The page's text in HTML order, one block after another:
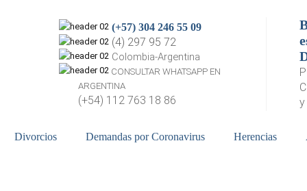
(+57) 304 246 55 09
(4) 297 95 72
Colombia-Argentina
CONSULTAR WHATSAPP EN
ARGENTINA
(+54) 112 763 18 86
y
Divorcios Demandas por Coronavirus Herencias